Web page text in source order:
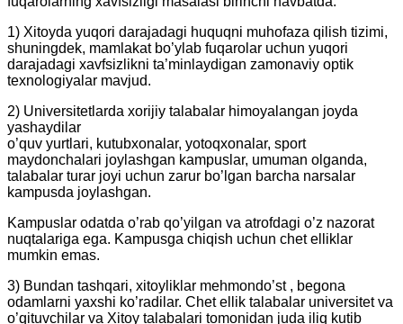
1) Xitoyda yuqori darajadagi huquqni muhofaza qilish tizimi,
shuningdek, mamlakat bo’ylab fuqarolar uchun yuqori
darajadagi xavfsizlikni ta’minlaydigan zamonaviy optik
texnologiyalar mavjud.
2) Universitetlarda xorijiy talabalar himoyalangan joyda
yashaydilar
o’quv yurtlari, kutubxonalar, yotoqxonalar, sport
maydonchalari joylashgan kampuslar, umuman olganda,
talabalar turar joyi uchun zarur bo’lgan barcha narsalar
kampusda joylashgan.
Kampuslar odatda o’rab qo’yilgan va atrofdagi o’z nazorat
nuqtalariga ega. Kampusga chiqish uchun chet elliklar
mumkin emas.
3) Bundan tashqari, xitoyliklar mehmondo’st , begona
odamlarni yaxshi ko’radilar. Chet ellik talabalar universitet va
o’qituvchilar va Xitoy talabalari tomonidan juda iliq kutib